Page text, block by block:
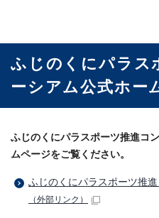
ふじのくにパラス
ーシアム公式ホー
ふじのくにパラスポーツ推進コ
ムページをご覧ください。
ふじのくにパラスポーツ推
（外部リンク）